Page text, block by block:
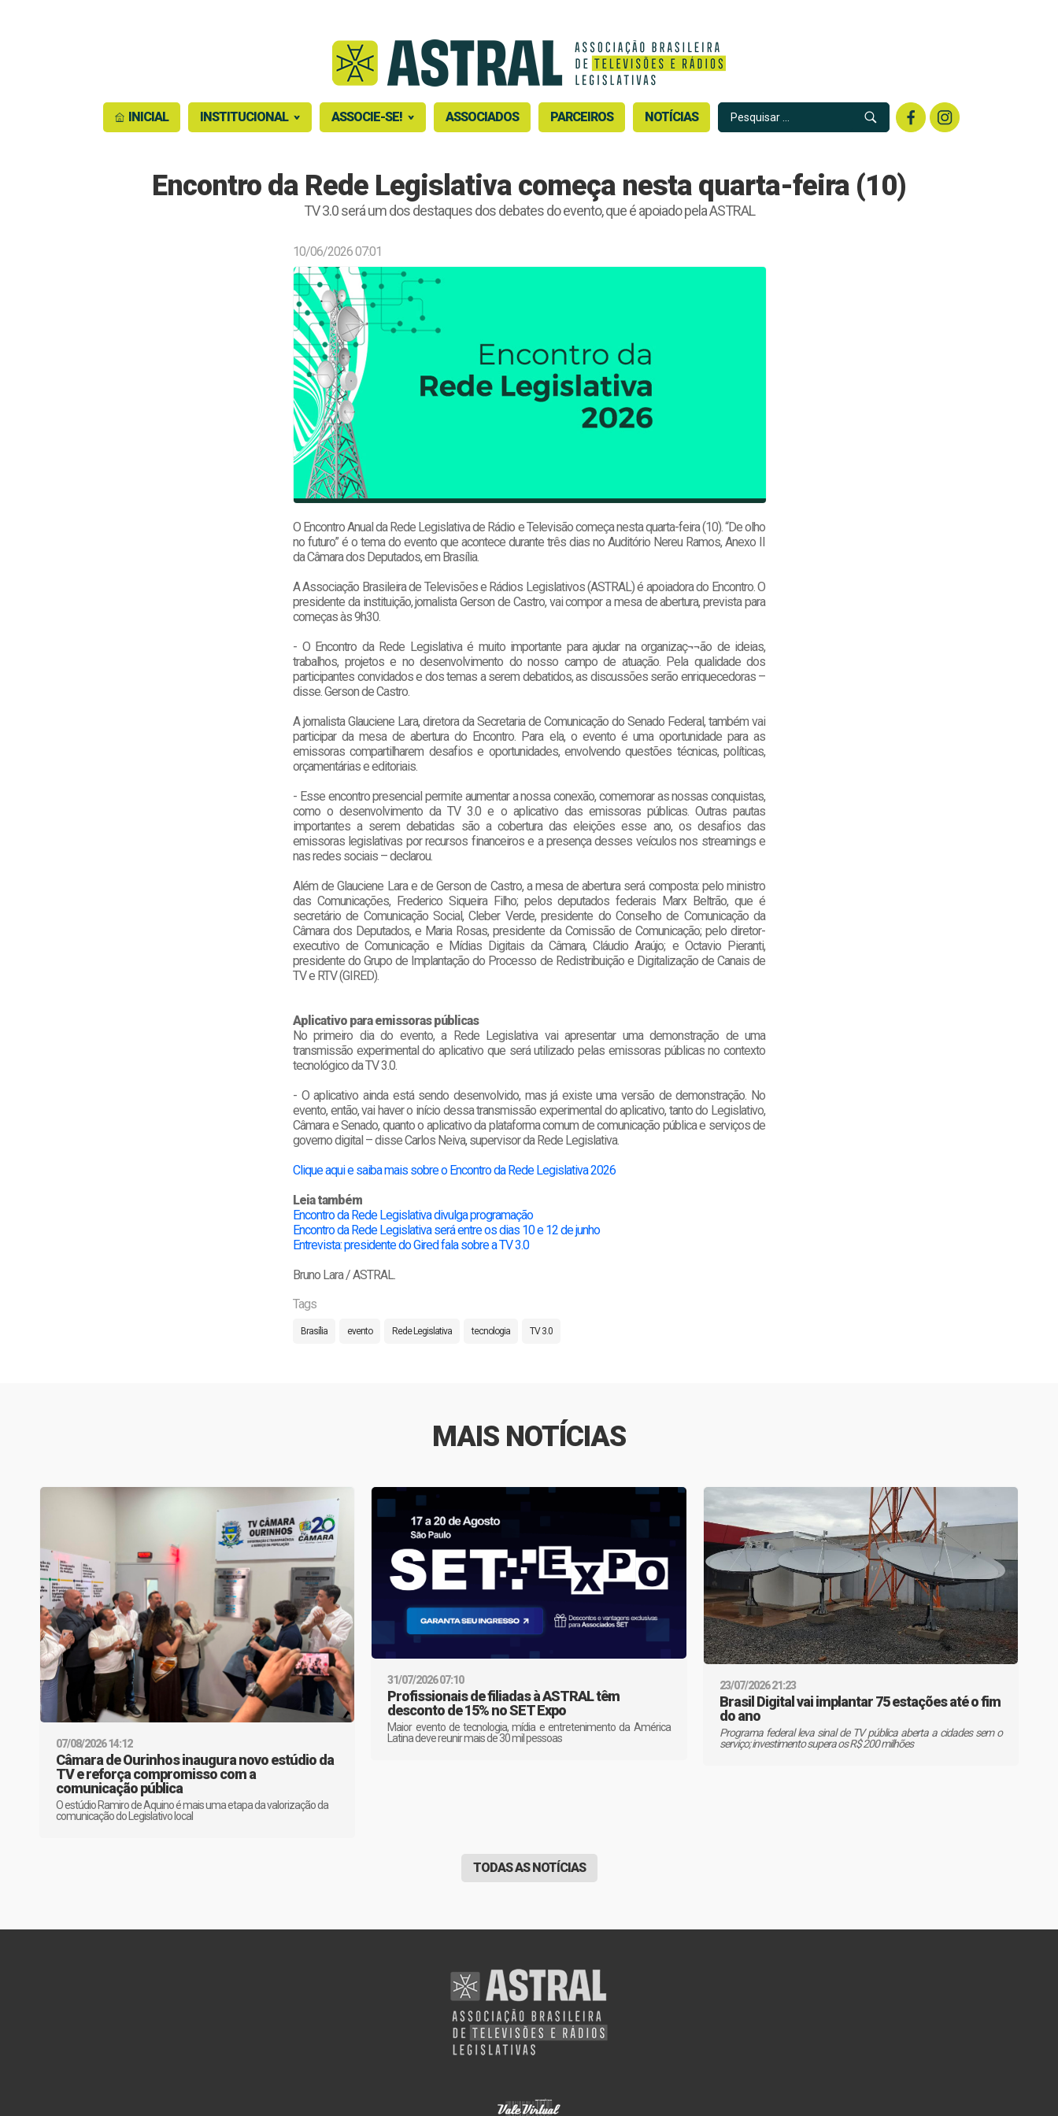
INICIAL INSTITUCIONAL ASSOCIE-SE! ASSOCIADOS PARCEIROS NOTÍCIAS
Encontro da Rede Legislativa começa nesta quarta-feira (10)
TV 3.0 será um dos destaques dos debates do evento, que é apoiado pela ASTRAL
10/06/2026 07:01
O Encontro Anual da Rede Legislativa de Rádio e Televisão começa nesta quarta-feira (10). “De olho
no futuro” é o tema do evento que acontece durante três dias no Auditório Nereu Ramos, Anexo II
da Câmara dos Deputados, em Brasília.
A Associação Brasileira de Televisões e Rádios Legislativos (ASTRAL) é apoiadora do Encontro. O
presidente da instituição, jornalista Gerson de Castro, vai compor a mesa de abertura, prevista para
começas às 9h30.
- O Encontro da Rede Legislativa é muito importante para ajudar na organizaç¬¬ão de ideias,
trabalhos, projetos e no desenvolvimento do nosso campo de atuação. Pela qualidade dos
participantes convidados e dos temas a serem debatidos, as discussões serão enriquecedoras –
disse. Gerson de Castro.
A jornalista Glauciene Lara, diretora da Secretaria de Comunicação do Senado Federal, também vai
participar da mesa de abertura do Encontro. Para ela, o evento é uma oportunidade para as
emissoras compartilharem desafios e oportunidades, envolvendo questões técnicas, políticas,
orçamentárias e editoriais.
- Esse encontro presencial permite aumentar a nossa conexão, comemorar as nossas conquistas,
como o desenvolvimento da TV 3.0 e o aplicativo das emissoras públicas. Outras pautas
importantes a serem debatidas são a cobertura das eleições esse ano, os desafios das
emissoras legislativas por recursos financeiros e a presença desses veículos nos streamings e
nas redes sociais – declarou.
Além de Glauciene Lara e de Gerson de Castro, a mesa de abertura será composta: pelo ministro
das Comunicações, Frederico Siqueira Filho; pelos deputados federais Marx Beltrão, que é
secretário de Comunicação Social, Cleber Verde, presidente do Conselho de Comunicação da
Câmara dos Deputados, e Maria Rosas, presidente da Comissão de Comunicação; pelo diretor-
executivo de Comunicação e Mídias Digitais da Câmara, Cláudio Araújo; e Octavio Pieranti,
presidente do Grupo de Implantação do Processo de Redistribuição e Digitalização de Canais de
TV e RTV (GIRED).
Aplicativo para emissoras públicas
No primeiro dia do evento, a Rede Legislativa vai apresentar uma demonstração de uma
transmissão experimental do aplicativo que será utilizado pelas emissoras públicas no contexto
tecnológico da TV 3.0.
- O aplicativo ainda está sendo desenvolvido, mas já existe uma versão de demonstração. No
evento, então, vai haver o início dessa transmissão experimental do aplicativo, tanto do Legislativo,
Câmara e Senado, quanto o aplicativo da plataforma comum de comunicação pública e serviços de
governo digital – disse Carlos Neiva, supervisor da Rede Legislativa.
Clique aqui e saiba mais sobre o Encontro da Rede Legislativa 2026
Leia também
Encontro da Rede Legislativa divulga programação
Encontro da Rede Legislativa será entre os dias 10 e 12 de junho
Entrevista: presidente do Gired fala sobre a TV 3.0
Bruno Lara / ASTRAL.
Tags
Brasília evento Rede Legislativa tecnologia TV 3.0
MAIS NOTÍCIAS
07/08/2026 14:12
Câmara de Ourinhos inaugura novo estúdio da
TV e reforça compromisso com a
comunicação pública
O estúdio Ramiro de Aquino é mais uma etapa da valorização da
comunicação do Legislativo local
31/07/2026 07:10
Profissionais de filiadas à ASTRAL têm
desconto de 15% no SET Expo
Maior evento de tecnologia, mídia e entretenimento da América
Latina deve reunir mais de 30 mil pessoas
23/07/2026 21:23
Brasil Digital vai implantar 75 estações até o fim
do ano
Programa federal leva sinal de TV pública aberta a cidades sem o
serviço; investimento supera os R$ 200 milhões
TODAS AS NOTÍCIAS